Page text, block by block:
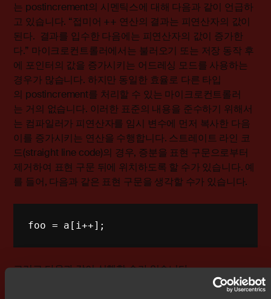
는 postincrement의 시멘틱스에 대해 다음과 같이 언급하
고 있습니다. “접미어 ++ 연산의 결과는 피연산자의 값이
된다. 결과를 입수한 다음에는 피연산자의 값이 증가한
다.” 마이크로컨트롤러에서는 불러오기 또는 저장 동작 후
에 포인터의 값을 증가시키는 어드레싱 모드를 사용하는
경우가 많습니다. 하지만 동일한 효율로 다른 타입
의 postincrement를 처리할 수 있는 마이크로컨트롤러
는 거의 없습니다. 이러한 표준의 내용을 준수하기 위해서
는 컴파일러가 피연산자를 임시 변수에 먼저 복사한 다음
이를 증가시키는 연산을 수행합니다. 스트레이트 라인 코
드(straight line code)의 경우, 증분을 표현 구문으로부터
제거하여 표현 구문 뒤에 위치하도록 할 수가 있습니다. 예
를 들어, 다음과 같은 표현 구문을 생각할 수가 있습니다.
foo = a[i++];
그리고 다음과 같이 실행할 수가 있습니다.